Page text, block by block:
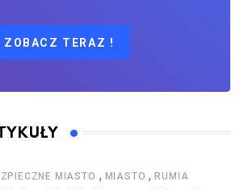
ZOBACZ TERAZ !
MIASTO , MIASTO ,RUMIA